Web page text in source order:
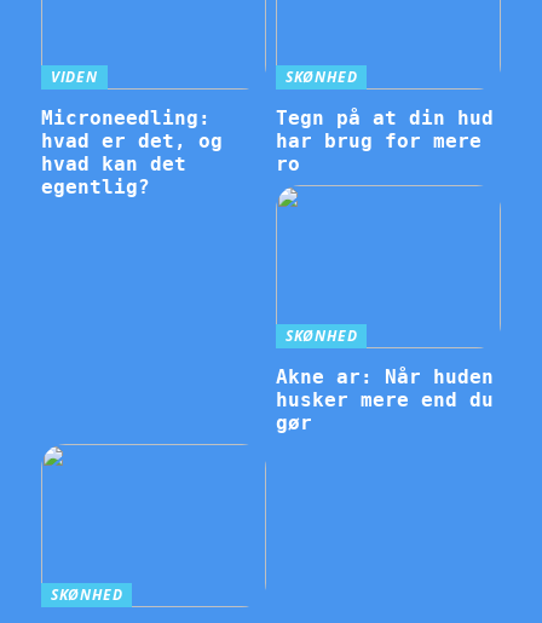
VIDEN
Microneedling:
hvad er det, og
hvad kan det
egentlig?
SKØNHED
Tegn på at din hud
har brug for mere
ro
SKØNHED
Akne ar: Når huden
husker mere end du
gør
SKØNHED